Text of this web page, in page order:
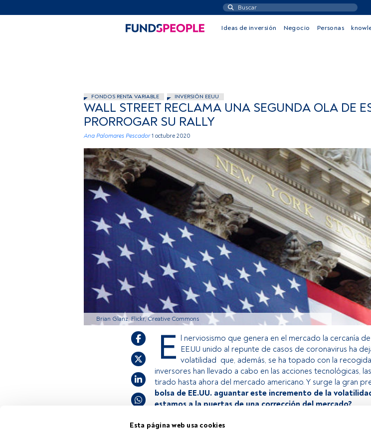
Esta página web usa cookies
Ideas de inversión Negocio Personas
FONDOS RENTA VARIABLE INVERSIÓN EEUU
WALL STREET RECLAMA UNA SEGUNDA OLA DE
PRORROGAR SU RALLY
Ana Palomares Pescador 1 octubre 2020
Brian Glanz, Flickr, Creative Commons
E l nerviosismo que genera en el mercado la cercanía
EE.UU unido al repunte de casos de coronavirus ha
volatilidad que, además, se ha topado con la
inversores han llevado a cabo en las acciones tecnológicas,
tirado hasta ahora del mercado americano. Y surge la gran
bolsa de EE.UU. aguantar este incremento de la
estamos a la puertas de una corrección del mercado?